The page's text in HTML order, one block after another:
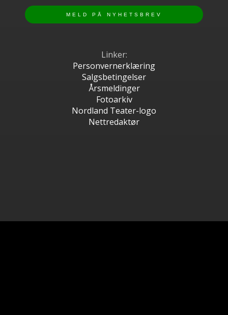
Linker:
Personvernerklæring
Salgsbetingelser
Årsmeldinger
Fotoarkiv
Nordland Teater-logo
Nettredaktør